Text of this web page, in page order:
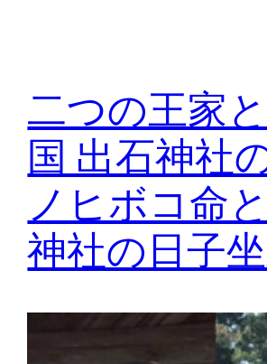
二つの王家
国 出石神社
ノヒボコ命
神社の日子坐